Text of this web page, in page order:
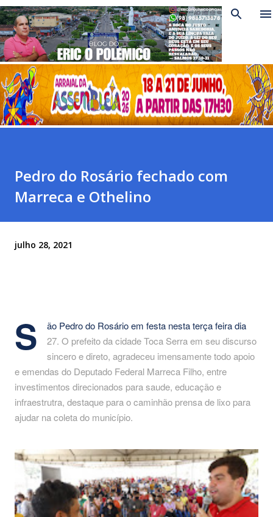
Pular para o conteúdo principal
Pedro do Rosário fechado com
Marreca e Othelino
julho 28, 2021
S
ão Pedro do Rosário em festa nesta terça feira dia
27. O prefeito da cidade Toca Serra em seu discurso
sincero e direto, agradeceu imensamente todo apoio
e emendas do Deputado Federal Marreca Filho, entre
investimentos direcionados para saude, educação e
infraestrutra, destaque para o caminhão prensa de lixo para
ajudar na coleta do município.